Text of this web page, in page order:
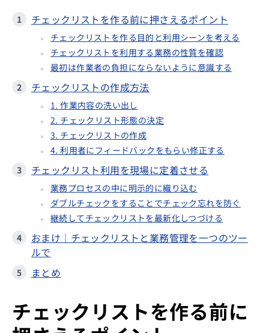
チェックリストを作る前に押さえるポイント
チェックリストを作る目的と利用シーンを考える
チェックリストを利用する業務の性質を確認
最初は作業者の負担にならないように意識する
チェックリストの作成方法
1. 作業内容の洗い出し
2. チェックリスト形態の決定
3. チェックリストの作成
4. 利用者にフィードバックをもらい修正する
チェックリスト利用を現場に定着させる
業務プロセスの中に明示的に織り込む
ダブルチェックをすることでチェック忘れを防ぐ
継続してチェックリストを最新化しつづける
おまけ｜チェックリストと業務管理を一つのツー
ルで
まとめ
チェックリストを作る前に